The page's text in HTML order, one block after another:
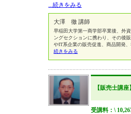
...続きをみる
大澤 徹 講師
早稲田大学第一商学部卒業後、外
ングセクションに携わり、その後
やIT系企業の販売促進、商品開発
続きをみる
【販売士講座
受講料：\